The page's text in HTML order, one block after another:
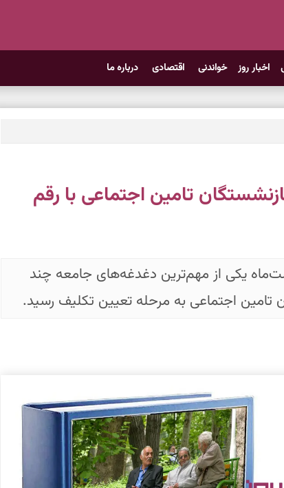
اخبار روز خواندنی اقتصادی درباره ما
تامین اجتماعی با رقم
یکی از مهم‌ترین دغدغه‌های جامعه چند
تامین اجتماعی به مرحله تعیین تکلیف رسید.